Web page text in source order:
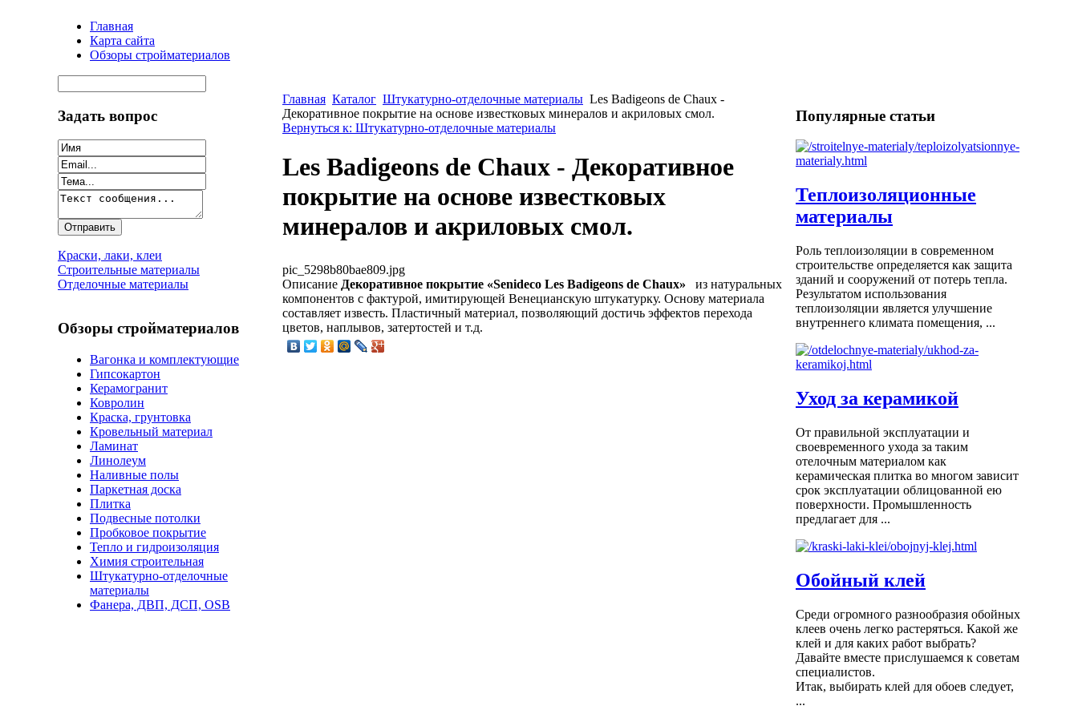
Главная
Карта сайта
Обзоры стройматериалов
Задать вопрос
Краски, лаки, клеи
Строительные материалы
Отделочные материалы
Обзоры стройматериалов
Вагонка и комплектующие
Гипсокартон
Керамогранит
Ковролин
Краска, грунтовка
Кровельный материал
Ламинат
Линолеум
Наливные полы
Паркетная доска
Плитка
Подвесные потолки
Пробковое покрытие
Тепло и гидроизоляция
Химия строительная
Штукатурно-отделочные
материалы
Фанера, ДВП, ДСП, OSB
Главная Каталог Штукатурно-отделочные материалы Les Badigeons de Chaux -
Декоративное покрытие на основе известковых минералов и акриловых смол.
Вернуться к: Штукатурно-отделочные материалы
Les Badigeons de Chaux - Декоративное
покрытие на основе известковых
минералов и акриловых смол.
pic_5298b80bae809.jpg
Описание Декоративное покрытие «Senideco Les Badigeons de Chaux» из натуральных
компонентов с фактурой, имитирующей Венецианскую штукатурку. Основу материала
составляет известь. Пластичный материал, позволяющий достичь эффектов перехода
цветов, наплывов, затертостей и т.д.
Популярные статьи
Теплоизоляционные
материалы
Роль теплоизоляции в современном
строительстве определяется как защита
зданий и сооружений от потерь тепла.
Результатом использования
теплоизоляции является улучшение
внутреннего климата помещения, ...
Уход за керамикой
От правильной эксплуатации и
своевременного ухода за таким
отелочным материалом как
керамическая плитка во многом зависит
срок эксплуатации облицованной ею
поверхности. Промышленность
предлагает для ...
Обойный клей
Среди огромного разнообразия обойных
клеев очень легко растеряться. Какой же
клей и для каких работ выбрать?
Давайте вместе прислушаемся к советам
специалистов.
Итак, выбирать клей для обоев следует,
...